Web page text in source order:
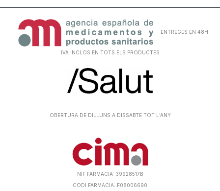
ENTREGES EN 48H
IVA INCLOS EN TOTS ELS PRODUCTES
OBERTURA DE DILLUNS A DISSABTE TOT L’ANY
NIF FARMACIA: 39928517B
CODI FARMACIA: F08006690